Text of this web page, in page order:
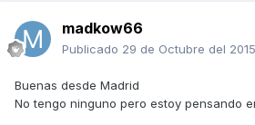
madkow66
Publicado 29 de Octubre del 2015
Buenas desde Madrid
No tengo ninguno pero estoy pensando